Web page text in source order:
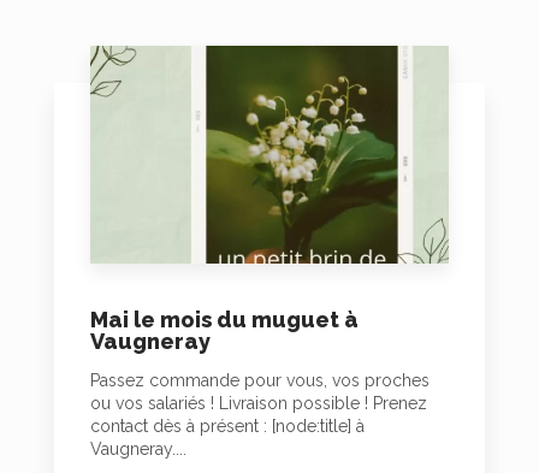
Mai le mois du muguet à
Vaugneray
Passez commande pour vous, vos proches
ou vos salariés ! Livraison possible ! Prenez
contact dès à présent : [node:title] à
Vaugneray....